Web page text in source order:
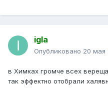
igla
Опубликовано 20 мая
в Химках громче всех
так эффектно отобрали